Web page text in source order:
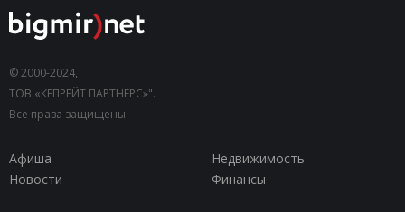
© 2000-2024,
ТОВ «КЕПРЕЙТ ПАРТНЕРС»".
Все права защищены.
Афиша
Недвижимость
Новости
Финансы